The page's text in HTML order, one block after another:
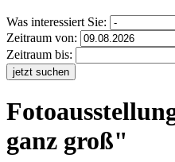
Was interessiert Sie:
Zeitraum von:
Zeitraum bis:
jetzt suchen
ganz groß"